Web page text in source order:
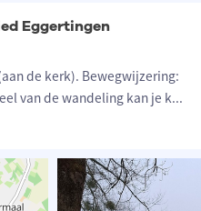
Eggertingen
de kerk). Bewegwijzering:
van de wandeling kan je k...